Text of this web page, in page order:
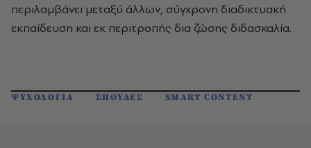
περιλαμβάνει μεταξύ άλλων, σύγχρονη διαδικτυακή
εκπαίδευση και εκ περιτροπής δια ζώσης διδασκαλία.
ΨΥΧΟΛΟΓΙΑ ΣΠΟΥΔΕΣ SMART CONTENT